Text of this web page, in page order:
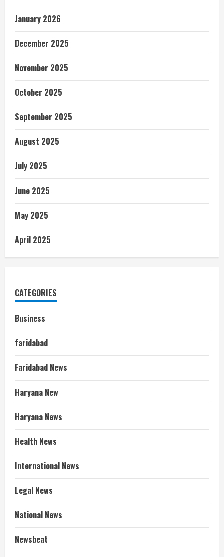
January 2026
December 2025
November 2025
October 2025
September 2025
August 2025
July 2025
June 2025
May 2025
April 2025
CATEGORIES
Business
faridabad
Faridabad News
Haryana New
Haryana News
Health News
International News
Legal News
National News
Newsbeat